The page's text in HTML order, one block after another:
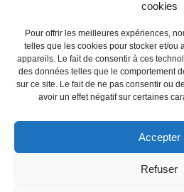
cookies
Pour offrir les meilleures expériences,
telles que les cookies pour stocker et/ou
appareils. Le fait de consentir à ces
des données telles que le comportement
sur ce site. Le fait de ne pas consentir ou
avoir un effet négatif sur certaines
Accepter
Refuser
réservés.